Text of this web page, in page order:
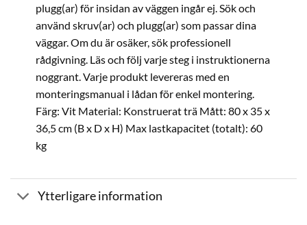
plugg(ar) för insidan av väggen ingår ej. Sök och
använd skruv(ar) och plugg(ar) som passar dina
väggar. Om du är osäker, sök professionell
rådgivning. Läs och följ varje steg i instruktionerna
noggrant. Varje produkt levereras med en
monteringsmanual i lådan för enkel montering.
Färg: Vit Material: Konstruerat trä Mått: 80 x 35 x
36,5 cm (B x D x H) Max lastkapacitet (totalt): 60
kg
Ytterligare information